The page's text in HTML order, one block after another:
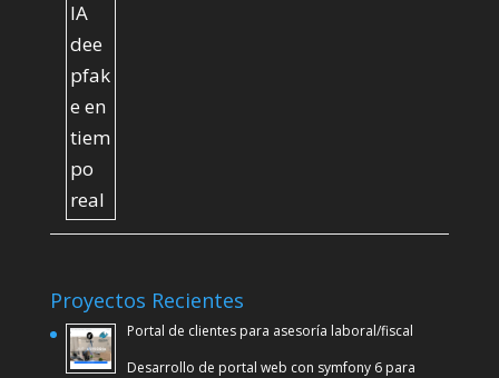
Proyectos Recientes
Portal de clientes para asesoría laboral/fiscal
Desarrollo de portal web con symfony 6 para